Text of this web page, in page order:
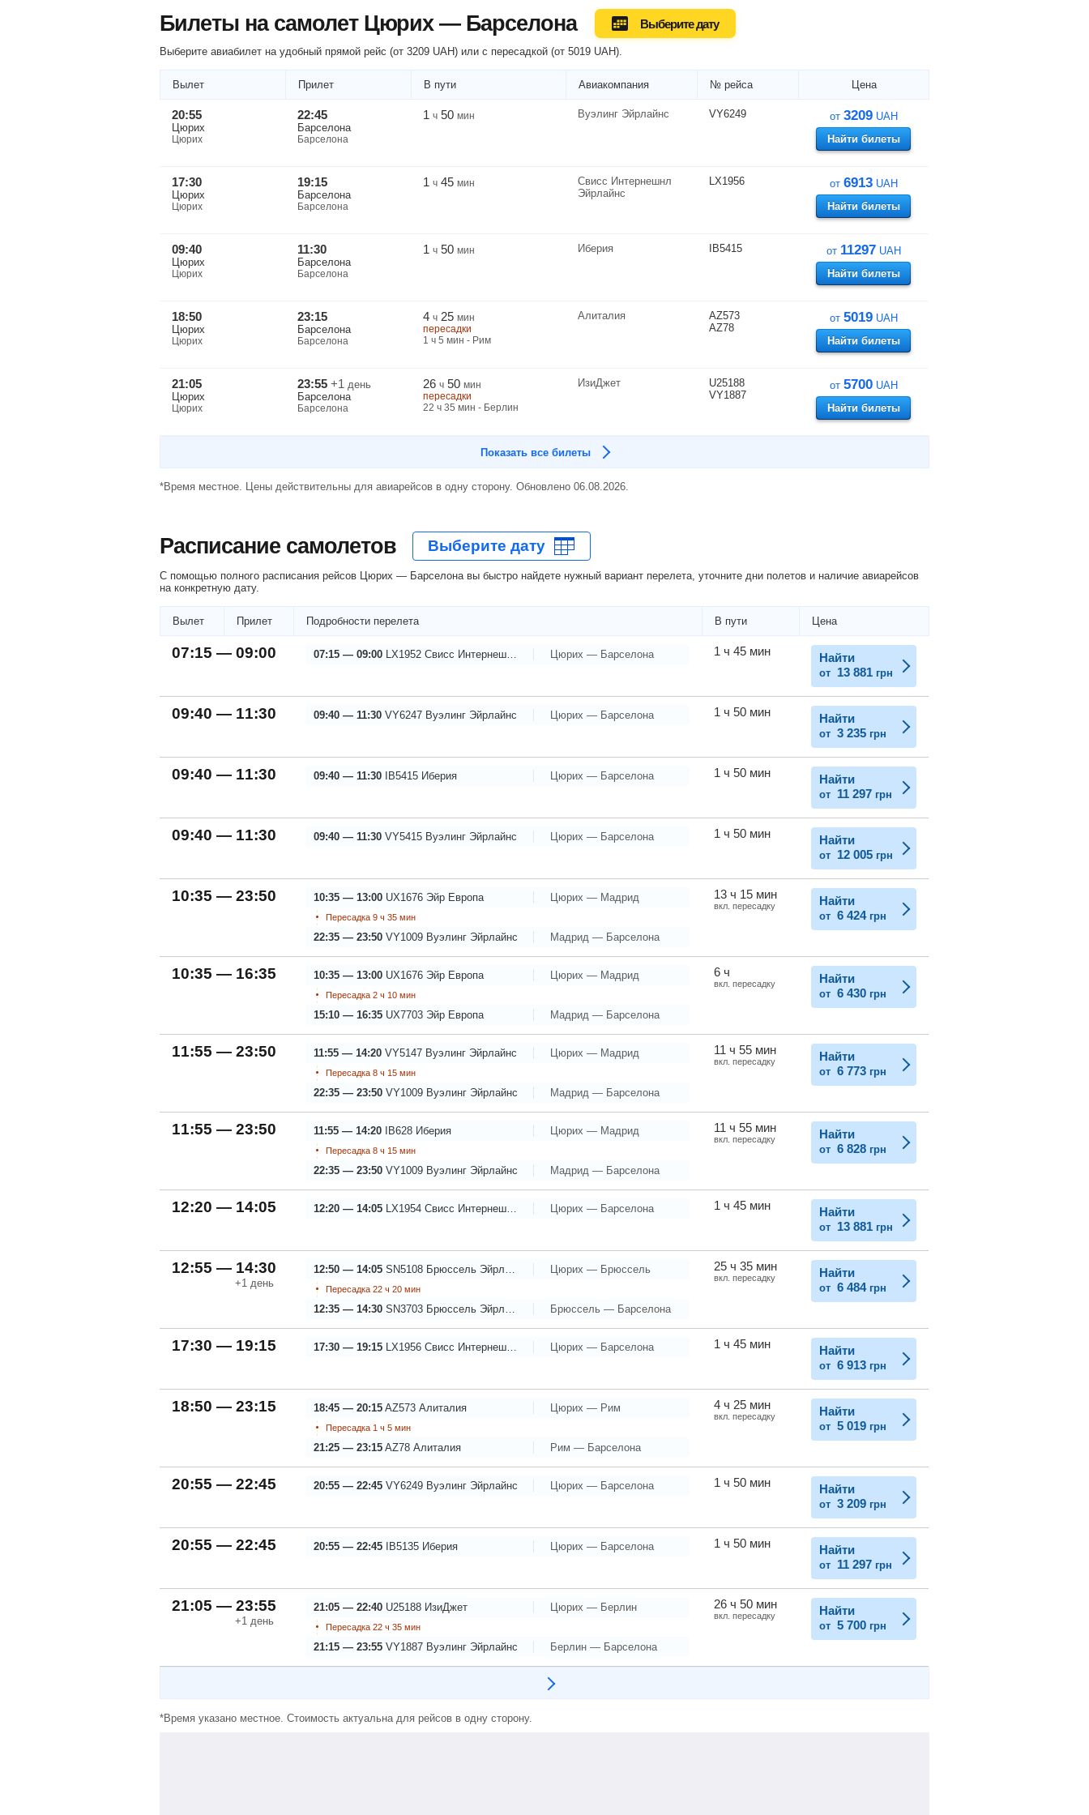
Билеты на самолет Цюрих — Барселона Выберите дату
Выберите авиабилет на удобный прямой рейс (от 3209 UAH) или с пересадкой (от 5019 UAH).
Вылет Прилет В пути Авиакомпания № рейса Цена
20:55
Цюрих
Цюрих
22:45
Барселона
Барселона
1 ч 50 мин Вуэлинг Эйрлайнс VY6249 от 3209 UAH
Найти билеты
17:30
Цюрих
Цюрих
19:15
Барселона
Барселона
1 ч 45 мин
Свисс Интернешнл
Эйрлайнс
LX1956 от 6913 UAH
Найти билеты
09:40
Цюрих
Цюрих
11:30
Барселона
Барселона
1 ч 50 мин Иберия IB5415 от 11297 UAH
Найти билеты
18:50
Цюрих
Цюрих
23:15
Барселона
Барселона
4 ч 25 мин
пересадки
1 ч 5 мин - Рим
Алиталия
AZ573
AZ78
от 5019 UAH
Найти билеты
21:05
Цюрих
Цюрих
23:55 +1 день
Барселона
Барселона
26 ч 50 мин
пересадки
22 ч 35 мин - Берлин
ИзиДжет
U25188
VY1887
от 5700 UAH
Найти билеты
Показать все билеты
*Время местное. Цены действительны для авиарейсов в одну сторону. Обновлено 06.08.2026.
Расписание самолетов
С помощью полного расписания рейсов Цюрих — Барселона вы быстро найдете нужный вариант перелета, уточните дни полетов и наличие авиарейсов
на конкретную дату.
Вылет Прилет Подробности перелета В пути Цена
07:15 — 09:00 07:15 — 09:00 LX1952 Свисс Интернешнл Эйрлайнс Цюрих — Барселона 1 ч 45 мин Найти
от 13 881 грн
09:40 — 11:30 09:40 — 11:30 VY6247 Вуэлинг Эйрлайнс Цюрих — Барселона 1 ч 50 мин Найти
от 3 235 грн
09:40 — 11:30 09:40 — 11:30 IB5415 Иберия Цюрих — Барселона 1 ч 50 мин Найти
от 11 297 грн
09:40 — 11:30 09:40 — 11:30 VY5415 Вуэлинг Эйрлайнс Цюрих — Барселона 1 ч 50 мин Найти
от 12 005 грн
10:35 — 23:50 10:35 — 13:00 UX1676 Эйр Европа Цюрих — Мадрид
Пересадка 9 ч 35 мин
22:35 — 23:50 VY1009 Вуэлинг Эйрлайнс Мадрид — Барселона
13 ч 15 мин
вкл. пересадку Найти
от 6 424 грн
10:35 — 16:35 10:35 — 13:00 UX1676 Эйр Европа Цюрих — Мадрид
Пересадка 2 ч 10 мин
15:10 — 16:35 UX7703 Эйр Европа Мадрид — Барселона
6 ч
вкл. пересадку Найти
от 6 430 грн
11:55 — 23:50 11:55 — 14:20 VY5147 Вуэлинг Эйрлайнс Цюрих — Мадрид
Пересадка 8 ч 15 мин
22:35 — 23:50 VY1009 Вуэлинг Эйрлайнс Мадрид — Барселона
11 ч 55 мин
вкл. пересадку Найти
от 6 773 грн
11:55 — 23:50 11:55 — 14:20 IB628 Иберия Цюрих — Мадрид
Пересадка 8 ч 15 мин
22:35 — 23:50 VY1009 Вуэлинг Эйрлайнс Мадрид — Барселона
11 ч 55 мин
вкл. пересадку Найти
от 6 828 грн
12:20 — 14:05 12:20 — 14:05 LX1954 Свисс Интернешнл Эйрлайнс Цюрих — Барселона 1 ч 45 мин Найти
от 13 881 грн
12:55 — 14:30
+1 день
12:50 — 14:05 SN5108 Брюссель Эйрлайнс - Брюссельские авиалинии Цюрих — Брюссель
Пересадка 22 ч 20 мин
12:35 — 14:30 SN3703 Брюссель Эйрлайнс - Брюссельские авиалинии Брюссель — Барселона
25 ч 35 мин
вкл. пересадку Найти
от 6 484 грн
17:30 — 19:15 17:30 — 19:15 LX1956 Свисс Интернешнл Эйрлайнс Цюрих — Барселона 1 ч 45 мин Найти
от 6 913 грн
18:50 — 23:15 18:45 — 20:15 AZ573 Алиталия Цюрих — Рим
Пересадка 1 ч 5 мин
21:25 — 23:15 AZ78 Алиталия Рим — Барселона
4 ч 25 мин
вкл. пересадку Найти
от 5 019 грн
20:55 — 22:45 20:55 — 22:45 VY6249 Вуэлинг Эйрлайнс Цюрих — Барселона 1 ч 50 мин Найти
от 3 209 грн
20:55 — 22:45 20:55 — 22:45 IB5135 Иберия Цюрих — Барселона 1 ч 50 мин Найти
от 11 297 грн
21:05 — 23:55
+1 день
21:05 — 22:40 U25188 ИзиДжет Цюрих — Берлин
Пересадка 22 ч 35 мин
21:15 — 23:55 VY1887 Вуэлинг Эйрлайнс Берлин — Барселона
26 ч 50 мин
вкл. пересадку Найти
от 5 700 грн
*Время указано местное. Стоимость актуальна для рейсов в одну сторону.